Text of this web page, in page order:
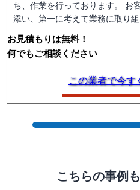
ち、作業を行っております。 お
添い、第一に考えて業務に取り組
お見積もりは無料！
何でもご相談ください
この業者で今す
こちらの事例